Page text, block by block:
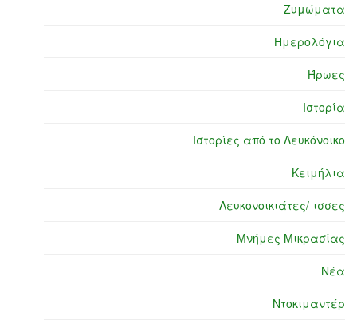
Ζυμώματα
Ημερολόγια
Ήρωες
Ιστορία
Ιστορίες από το Λευκόνοικο
Κειμήλια
Λευκονοικιάτες/-ισσες
Μνήμες Μικρασίας
Νέα
Ντοκιμαντέρ